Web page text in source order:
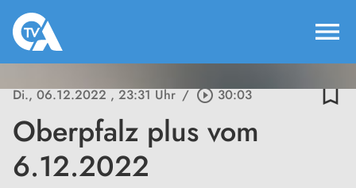
menu
Di., 06.12.2022, 23:31 Uhr / play_circle_outline30:03 bookmark_border
Oberpfalz plus vom
6.12.2022